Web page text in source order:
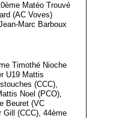
Matéo Trouvé
(AC Voves)
Marc Barboux
Timothé Nioche
U19 Mattis
(CCC),
Noel (PCO),
Beuret (VC
Gill (CCC), 44ème